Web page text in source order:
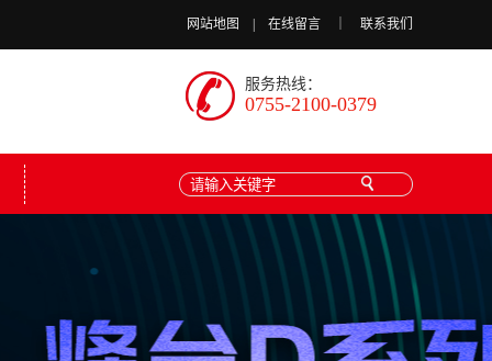
网站地图 在线留言 联系我们
服务热线：
0755-2100-0379